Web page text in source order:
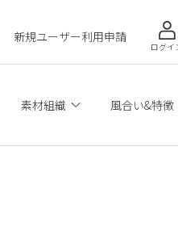
新規ユーザー利用申請
ログイ
素材組織 風合い&特徴